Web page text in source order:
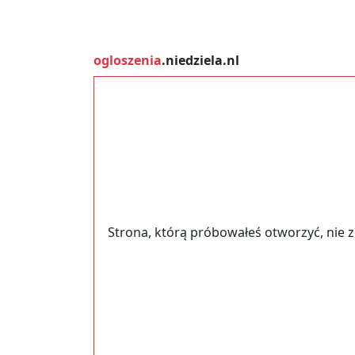
ogloszenia.niedziela.nl
Strona, którą próbowałeś otworzyć, nie